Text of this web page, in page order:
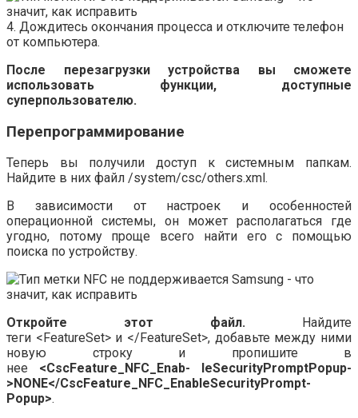
4. Дождитесь окончания процесса и отключите телефон
от компьютера.
После перезагрузки устройства вы сможете
использовать функции, доступные
суперпользователю.
Перепрограммирование
Теперь вы получили доступ к системным папкам.
Найдите в них файл /system/csc/others.x­ml .
В зависимости от настроек и особенностей
операционной системы, он может располагаться где
угодно, потому проще всего найти его с помощью
поиска по устройству.
Откройте этот файл. Найдите
теги <FeatureSet>и </FeatureSet>, добавьте между ними
новую строку и пропишите в
нее <CscFeature_NFC_Enab- leSecurityPromptPopup-
>NONE</CscFeature_NFC_EnableSecurityPrompt-
Popup>.